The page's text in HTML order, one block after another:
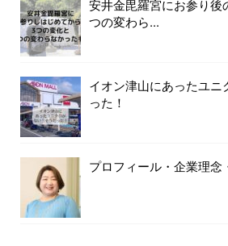
安井金毘羅宮にお参り後
つの変わら...
イオン津山にあったユ
った！
プロフィール・企業理念